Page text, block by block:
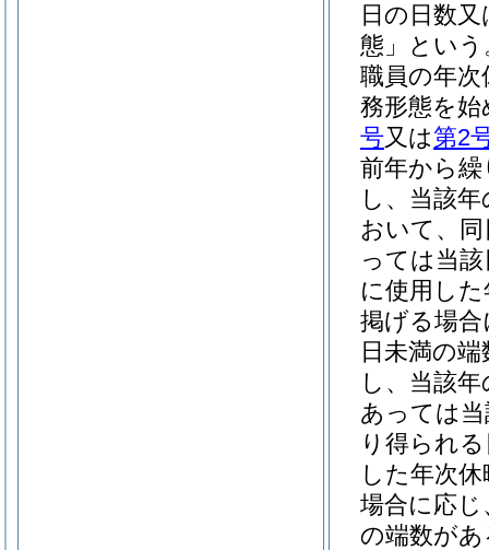
日の日数
態」という
職員の年
務形態を
号又は第2
前年から
し、当該
おいて、
っては当
に使用し
掲げる場
日未満の
し、当該
あっては
り得られ
した年次
場合に応じ
の端数が